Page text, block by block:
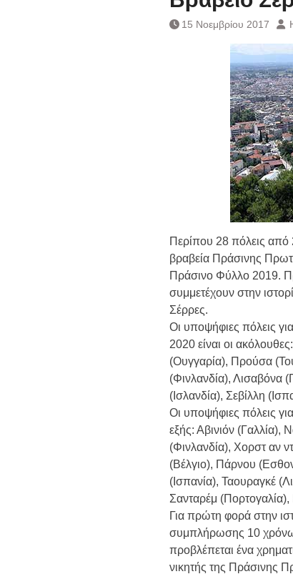
Ημερήσιο
Κάθοδος
Δικαιοσύνη
15 Νοεμβρίου 2017
Περίπου 28 πόλεις
βραβεία Πράσινης
Πράσινο Φύλλο 2019.
συμμετέχουν στην
Σέρρες.
Οι υποψήφιες πόλεις
2020 είναι οι
(Ουγγαρία), Προύσα
(Φινλανδία), Λισαβόνα
(Ισλανδία), Σεβίλλη
Οι υποψήφιες πόλεις
εξής: Αβινιόν (Γαλλία),
(Φινλανδία), Χορστ αν
(Βέλγιο), Πάρνου
(Ισπανία), Ταουραγκέ
Σανταρέμ
Για πρώτη φορά στην
συμπλήρωσης 10
προβλέπεται ένα
νικητής της Πράσινης